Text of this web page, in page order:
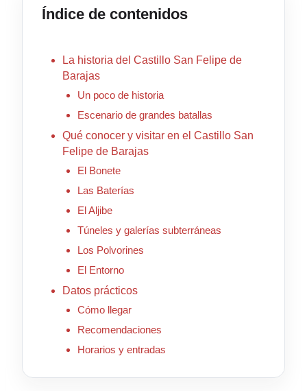
Índice de contenidos
La historia del Castillo San Felipe de
Barajas
Un poco de historia
Escenario de grandes batallas
Qué conocer y visitar en el Castillo San
Felipe de Barajas
El Bonete
Las Baterías
El Aljibe
Túneles y galerías subterráneas
Los Polvorines
El Entorno
Datos prácticos
Cómo llegar
Recomendaciones
Horarios y entradas